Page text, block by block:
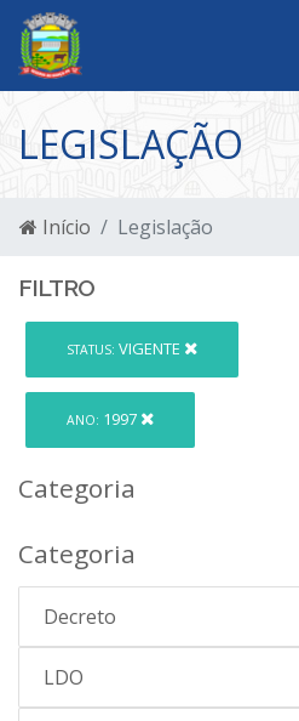
LEGISLAÇÃO
Início Legislação
FILTRO
STATUS: VIGENTE
ANO: 1997
Categoria
Categoria
Decreto
LDO